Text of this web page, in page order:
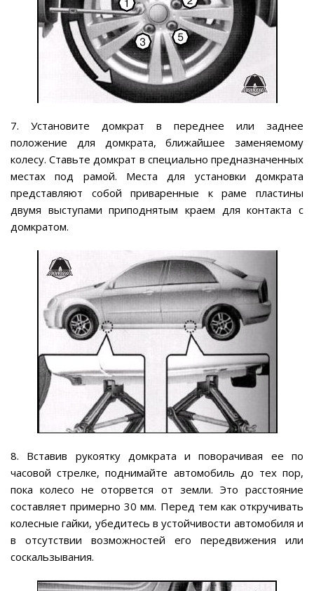
7. Установите домкрат в переднее или заднее
положение для домкрата, ближайшее заменяемому
колесу. Ставьте домкрат в специально предназначенных
местах под рамой. Места для установки домкрата
представляют собой приваренные к раме пластины
двумя выступами приподнятым краем для контакта с
домкратом.
8. Вставив рукоятку домкрата и поворачивая ее по
часовой стрелке, поднимайте автомобиль до тех пор,
пока колесо не оторвется от земли. Это расстояние
составляет примерно 30 мм. Перед тем как откручивать
колесные гайки, убедитесь в устойчивости автомобиля и
в отсутствии возможностей его передвижения или
соскальзывания.